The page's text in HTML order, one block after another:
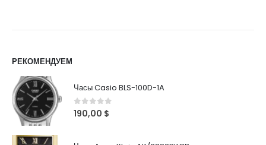
РЕКОМЕНДУЕМ
Часы Casio BLS-100D-1A
0out of 5
190,00 $